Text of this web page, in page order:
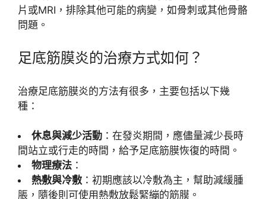
片或MRI，排除其他可能的病變，如骨刺或其他骨骼
問題。
足底筋膜炎的治療方式如何？
治療足底筋膜炎的方法有很多，主要包括以下幾
種：
休息與減少活動 ：在發炎期間，應儘量減少長時
間站立或行走的時間，給予足底筋膜恢復的時間。
物理療法 ：
熱敷與冷敷 ：初期應該以冷敷為主，幫助減緩腫
脹，隨後則可使用熱敷放鬆緊繃的筋膜。